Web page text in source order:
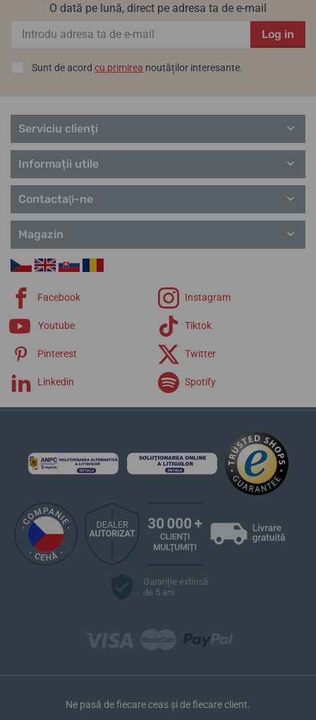
O dată pe lună, direct pe adresa ta de e-mail
Log in
Sunt de acord cu primirea noutăților interesante.
Serviciu clienți
Informații utile
Contactaţi-ne
Magazin
Facebook Instagram
Youtube Tiktok
Pinterest Twitter
Linkedin Spotify
Garanție extinsă
de 5 ani
Ne pasă de fiecare ceas și de fiecare client.